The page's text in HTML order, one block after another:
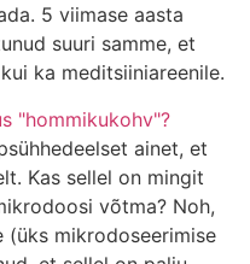
5 viimase aasta
suuri samme, et
ka meditsiiniareenile.
"hommikukohv"?
ainet, et
Kas sellel on mingit
võtma? Noh,
(üks mikrodoseerimise